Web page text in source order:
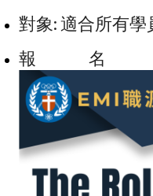
對象: 適合所有學
報